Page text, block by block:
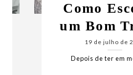
Como
um Bom
19 de julho de
Depois de ter em